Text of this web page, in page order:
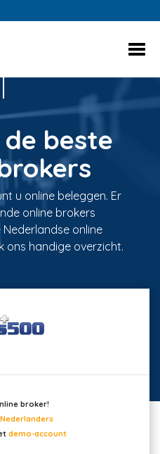
de beste
u online beleggen. Er
online brokers
online
ons handige overzicht.
broker!
Nederlanders
demo-account